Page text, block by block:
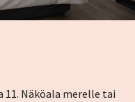
Näköala merelle tai